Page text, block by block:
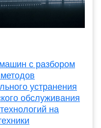
с разбором
устранения
обслуживания
на